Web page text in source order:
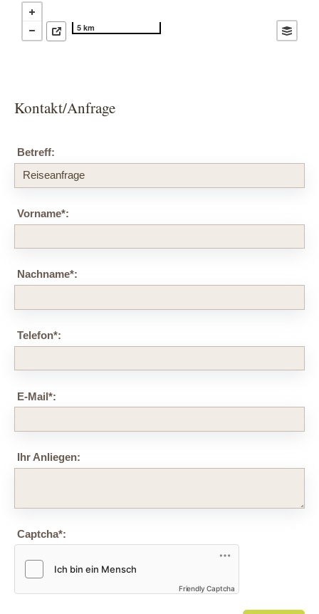
5 km
Kontakt/Anfrage
Betreff:
Vorname*:
Nachname*:
Telefon*:
E-Mail*:
Ihr Anliegen:
Captcha*:
Friendly Captcha